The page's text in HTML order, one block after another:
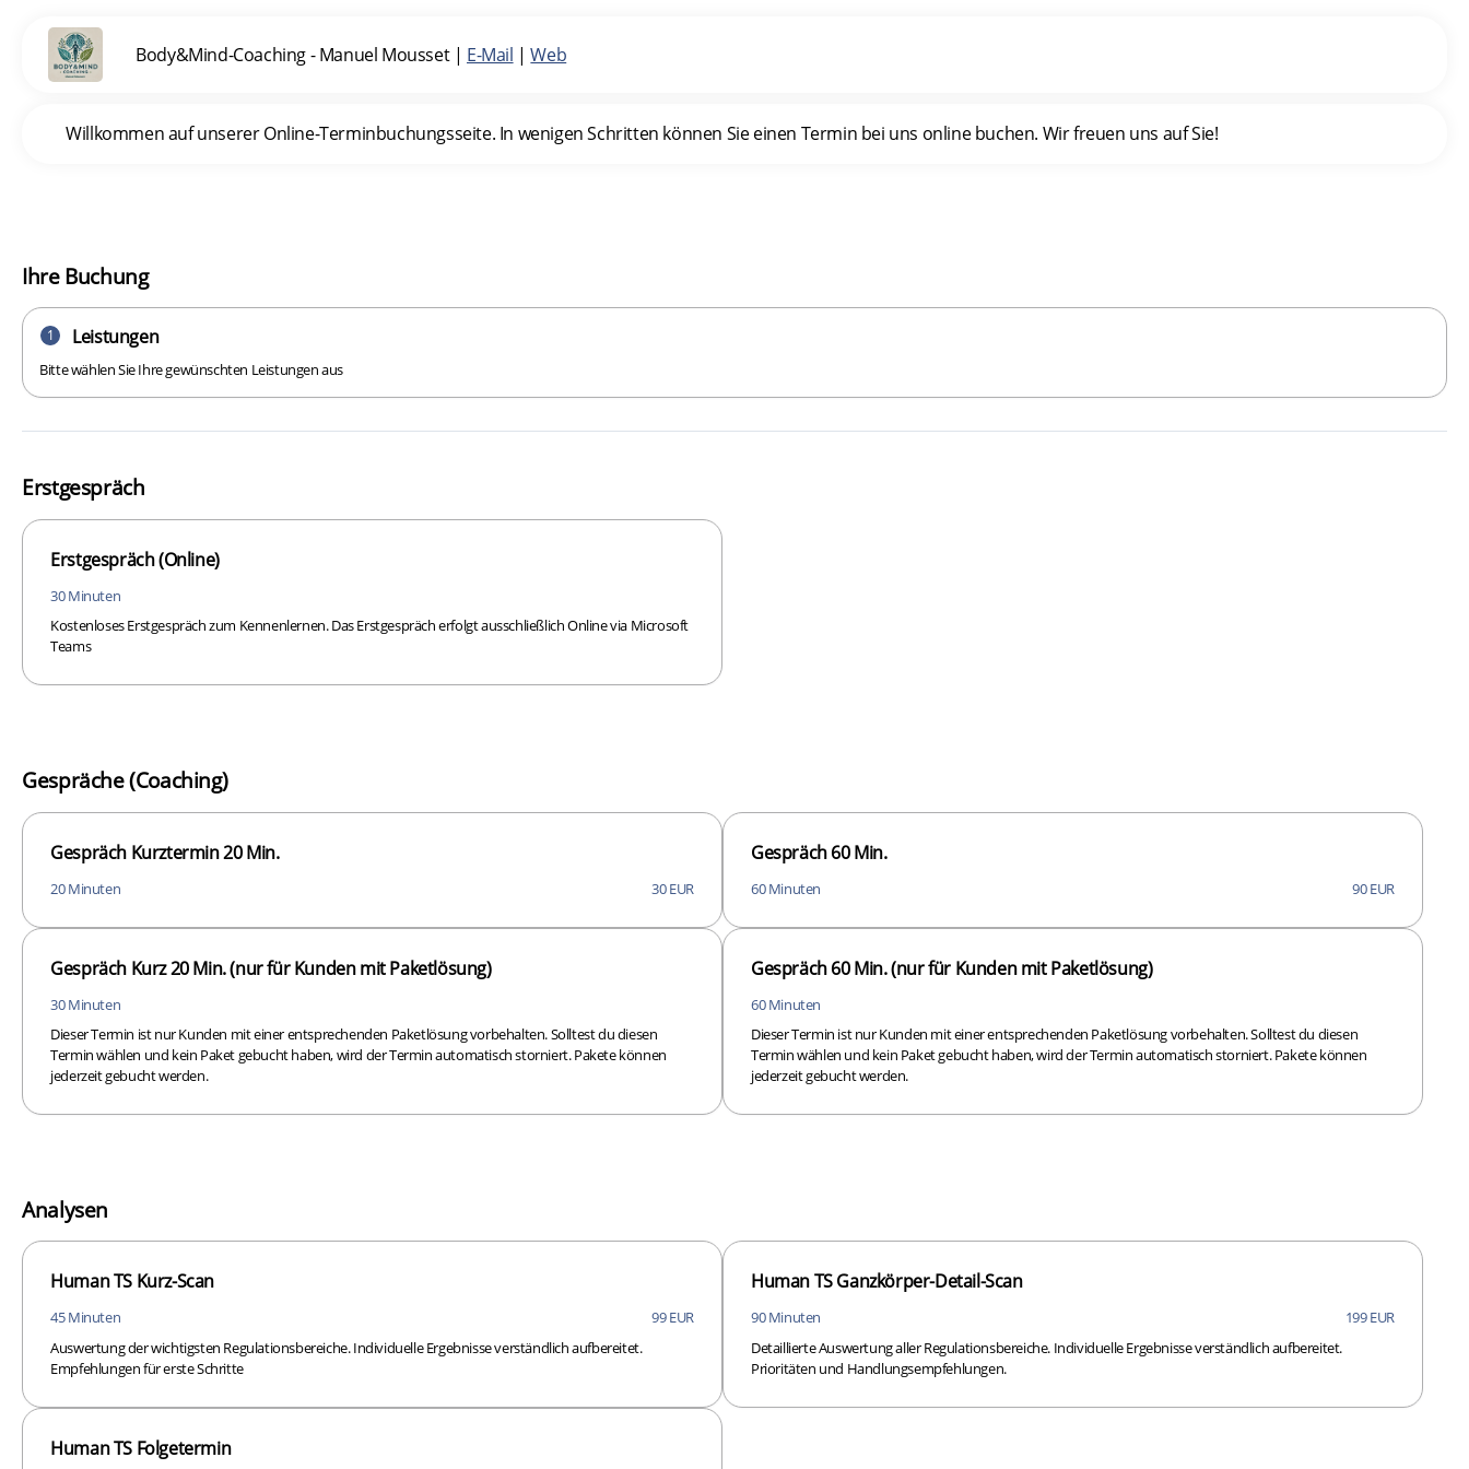
Body&Mind-Coaching - Manuel Mousset| E-Mail |Web
Willkommen auf unserer Online-Terminbuchungsseite. In wenigen Schritten können Sie einen Termin bei uns online buchen. Wir freuen uns auf Sie!
Erstgespräch
Erstgespräch (Online)
30 Minuten
Kostenloses Erstgespräch zum Kennenlernen. Das Erstgespräch erfolgt ausschließlich Online via Microsoft
Teams
Gespräche (Coaching)
Gespräch Kurztermin 20 Min.
20 Minuten 30 EUR
Gespräch 60 Min.
60 Minuten 90 EUR
Gespräch Kurz 20 Min. (nur für Kunden mit Paketlösung)
30 Minuten
Dieser Termin ist nur Kunden mit einer entsprechenden Paketlösung vorbehalten. Solltest du diesen
Termin wählen und kein Paket gebucht haben, wird der Termin automatisch storniert. Pakete können
jederzeit gebucht werden.
Gespräch 60 Min. (nur für Kunden mit Paketlösung)
60 Minuten
Dieser Termin ist nur Kunden mit einer entsprechenden Paketlösung vorbehalten. Solltest du diesen
Termin wählen und kein Paket gebucht haben, wird der Termin automatisch storniert. Pakete können
jederzeit gebucht werden.
Analysen
Human TS Kurz-Scan
45 Minuten
99 EUR
Auswertung der wichtigsten Regulationsbereiche. Individuelle Ergebnisse verständlich aufbereitet.
Empfehlungen für erste Schritte
Human TS Ganzkörper-Detail-Scan
90 Minuten
199 EUR
Detaillierte Auswertung aller Regulationsbereiche. Individuelle Ergebnisse verständlich aufbereitet.
Prioritäten und Handlungsempfehlungen.
Human TS Folgetermin
Ihre Buchung
1 Leistungen
Bitte wählen Sie Ihre gewünschten Leistungen aus